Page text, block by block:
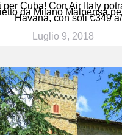
per Cuba! Con Air Italy
da Milano Malpensa
Havana, con soli €349
Luglio 9, 2018